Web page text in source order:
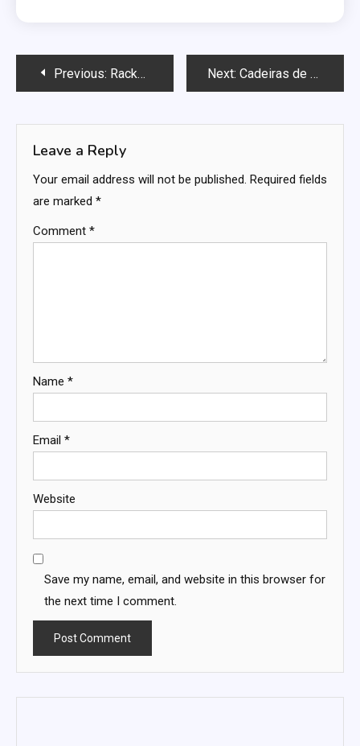
PostPrevious: Racks para TV: design moderno, espaço para equipamentos, acabamentos sofisticados Next: Cadeiras de Relaxar: ergonomia, estilo contemporâneo, materiais confortáveis
Leave a Reply
Your email address will not be published. Required fields
are marked *
Comment *
Name *
Email *
Website
Save my name, email, and website in this browser for
the next time I comment.